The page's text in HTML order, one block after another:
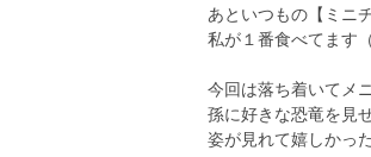
あといつもの【ミニ
私が１番食べてます（
今回は落ち着いてメ
孫に好きな恐竜を見
姿が見れて嬉しかっ